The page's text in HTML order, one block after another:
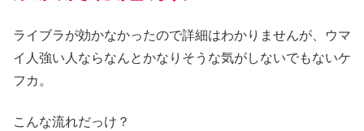
ライブラが効かなかったので詳細はわかりませんが、ウマ
イ人強い人ならなんとかなりそうな気がしないでもないケ
フカ。
こんな流れだっけ？